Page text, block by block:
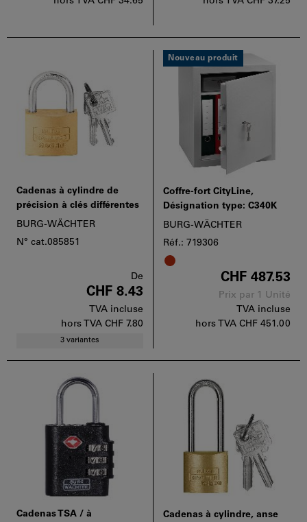
Cadenas à cylindre de
précision à clés différentes
BURG-WÄCHTER
N° cat.085851
De
CHF 8.43
TVA incluse
hors TVA CHF 7.80
3 variantes
Nouveau produit
Coffre-fort CityLine,
Désignation type: C340K
BURG-WÄCHTER
Réf.: 719306
CHF 487.53
Prix par 1 Unité
TVA incluse
hors TVA CHF 451.00
Cadenas TSA / à
Cadenas à cylindre, anse